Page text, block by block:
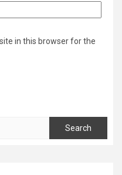
in this browser for the